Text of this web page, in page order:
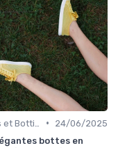
•
24/06/2025
bottes en